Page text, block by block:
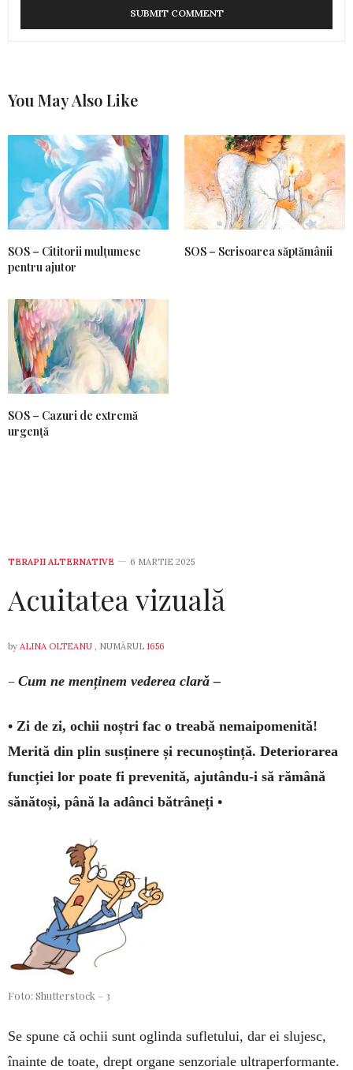
You May Also Like
SOS – Cititorii mulțumesc
pentru ajutor
SOS – Scrisoarea săptămânii
SOS – Cazuri de extremă
urgență
TERAPII ALTERNATIVE 6 MARTIE 2025
Acuitatea vizuală
by ALINA OLTEANU , NUMĂRUL 1656
– Cum ne menținem vederea clară –
• Zi de zi, ochii noștri fac o treabă nemaipo­me­ni­tă!
Merită din plin susținere și recunoștință. De­te­riorarea
funcției lor poate fi prevenită, aju­tân­du-i să rămână
sănătoși, până la adânci bătrâneți •
Foto: Shutterstock – 3
Se spune că ochii sunt oglinda sufletului, dar ei slujesc,
înainte de toate, drept organe senzoriale ultraperformante.